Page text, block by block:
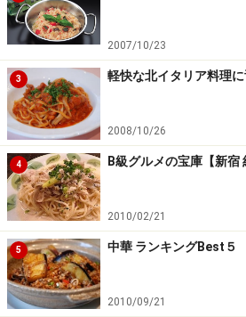
2007/10/23
3 軽快な北イタリア料理に
2008/10/26
4 B級グルメの宝庫【新宿
2010/02/21
5 中華 ランキングBest５
2010/09/21